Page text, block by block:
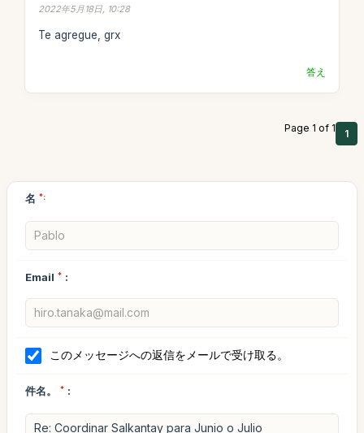
2022年5月18日, 10:28
Te agregue, grx
答え
Page 1 of 1 1
名 *:
Email * :
このメッセージへの返信をメールで受け取る。
件名。 * :